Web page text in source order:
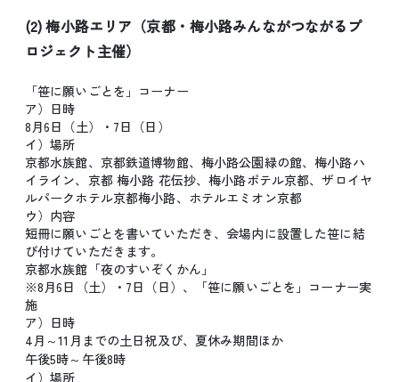
(2) 梅小路エリア（京都・梅小路みんながつながるプ
ロジェクト主催）
「笹に願いごとを」コーナー
ア）日時
8月6日（土）・7日（日）
イ）場所
京都水族館、京都鉄道博物館、梅小路公園緑の館、梅小路ハ
イライン、京都 梅小路 花伝抄、梅小路ポテル京都、ザロイヤ
ルパークホテル京都梅小路、ホテルエミオン京都
ウ）内容
短冊に願いごとを書いていただき、会場内に設置した笹に結
び付けていただきます。
京都水族館「夜のすいぞくかん」
※8月6日（土）・7日（日）、「笹に願いごとを」コーナー実
施
ア）日時
4月～11月までの土日祝及び、夏休み期間ほか
午後5時～午後8時
イ）場所